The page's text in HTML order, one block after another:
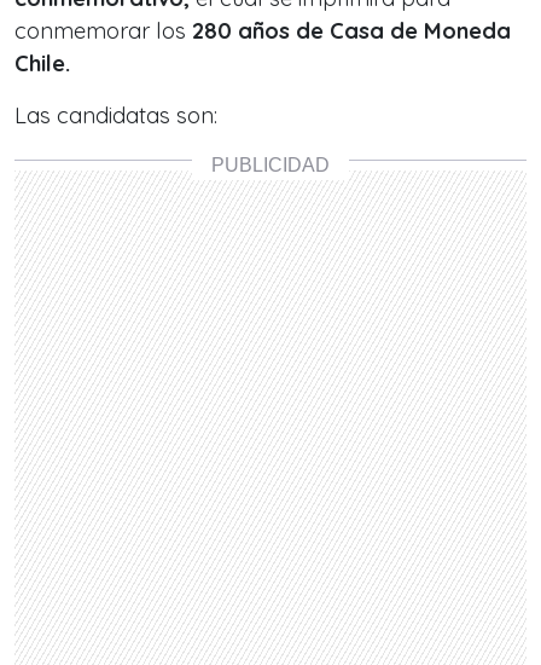
conmemorar los 280 años de Casa de Moneda
Chile.
Las candidatas son: